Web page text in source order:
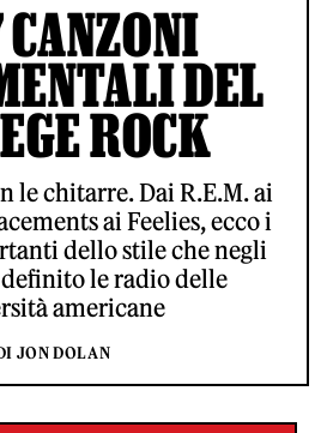
CANZONI
DEL
ROCK
le chitarre. Dai R.E.M. ai
ai Feelies, ecco i
dello stile che negli
le radio delle
americane
JON DOLAN